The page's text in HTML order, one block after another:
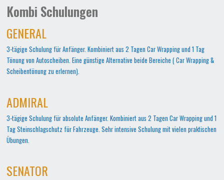
Kombi Schulungen
GENERAL
3-tägige Schulung für Anfänger. Kombiniert aus 2 Tagen Car Wrapping und 1 Tag
Tönung von Autoscheiben. Eine günstige Alternative beide Bereiche ( Car Wrapping &
Scheibentönung zu erlernen).
ADMIRAL
3-tägige Schulung für absolute Anfänger. Kombiniert aus 2 Tagen Car Wrapping und 1
Tag Steinschlagschutz für Fahrzeuge. Sehr intensive Schulung mit vielen praktischen
Übungen.
SENATOR